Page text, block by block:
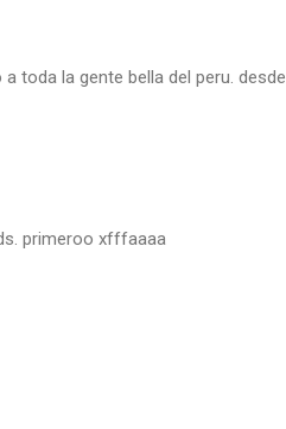
toda la gente bella del peru. desde
primeroo xfffaaaa